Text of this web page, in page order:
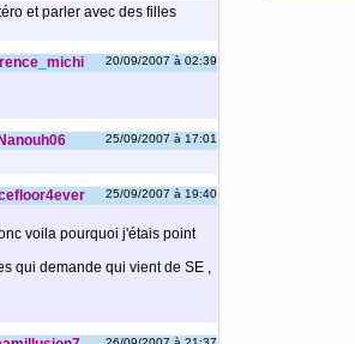
et parler avec des filles
20/09/2007 à 02:39
Nanouh06 25/09/2007 à 17:01
25/09/2007 à 19:40
voila pourquoi j'étais point
qui demande qui vient de SE ,